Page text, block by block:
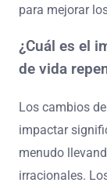
para mejorar
¿Cuál es el
de vida
Los cambios
impactar
menudo
irracionales.